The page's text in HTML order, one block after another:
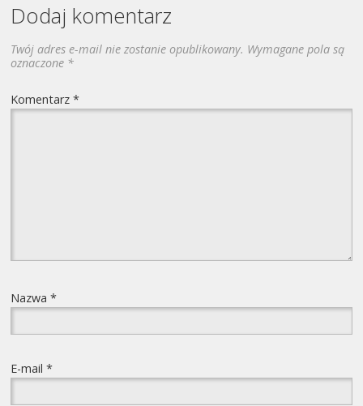
Dodaj komentarz
Twój adres e-mail nie zostanie opublikowany. Wymagane pola są
oznaczone *
Komentarz*
Nazwa*
E-mail*